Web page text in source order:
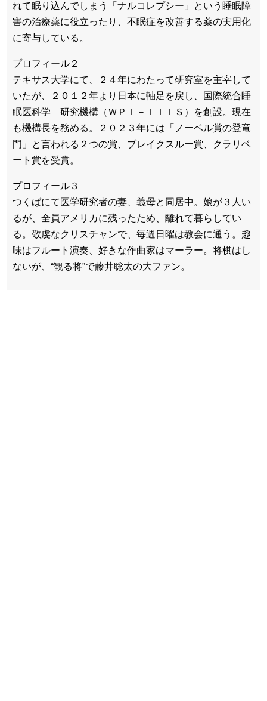
れて眠り込んでしまう「ナルコレプシー」という睡眠障
害の治療薬に役立ったり、不眠症を改善する薬の実用化
に寄与している。
プロフィール２
テキサス大学にて、２４年にわたって研究室を主宰して
いたが、２０１２年より日本に軸足を戻し、国際統合睡
眠医科学 研究機構（ＷＰＩ－ＩＩＩＳ）を創設。現在
も機構長を務める。２０２３年には「ノーベル賞の登竜
門」と言われる２つの賞、ブレイクスルー賞、クラリベ
ート賞を受賞。
プロフィール３
つくばにて医学研究者の妻、義母と同居中。娘が３人い
るが、全員アメリカに残ったため、離れて暮らしてい
る。敬虔なクリスチャンで、毎週日曜は教会に通う。趣
味はフルート演奏、好きな作曲家はマーラー。将棋はし
ないが、“観る将”で藤井聡太の大ファン。